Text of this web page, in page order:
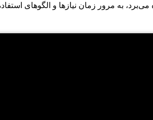
می‌برد، به مرور زمان نیازها و الگوهای